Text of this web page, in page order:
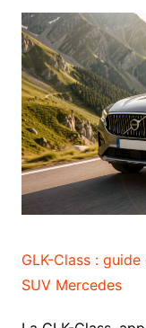
GLK-Class :
SUV Mercedes